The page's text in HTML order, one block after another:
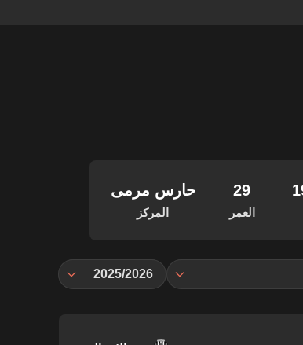
29
العمر
حارس مرمى
المركز
2025/2026